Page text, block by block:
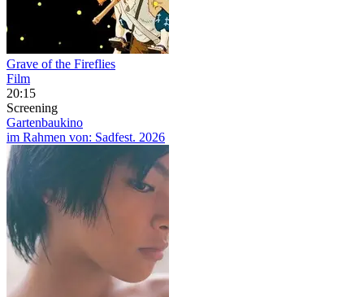
Grave of the Fireflies
Film
20:15
Screening
Gartenbaukino
im Rahmen von: Sadfest. 2026